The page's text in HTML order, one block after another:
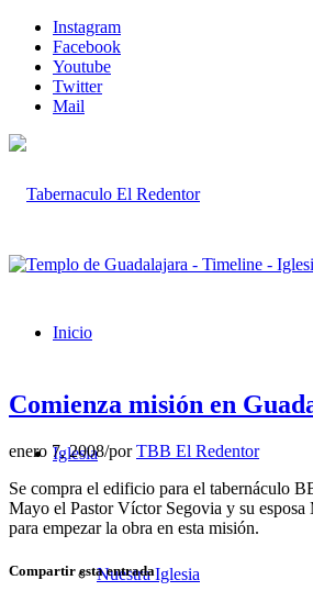
Instagram
Facebook
Youtube
Twitter
Mail
Inicio
Iglesia
Nuestra Iglesia
Comienza misión en
enero 7, 2008/porTBB El Redentor
Se compra el edificio para el tabernáculo
Mayo el Pastor Víctor Segovia y su esposa
para empezar la obra en esta misión.
Compartir esta entrada